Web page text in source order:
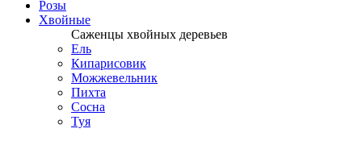
Розы
Хвойные
Саженцы хвойных деревьев
Ель
Кипарисовик
Можжевельник
Пихта
Сосна
Туя